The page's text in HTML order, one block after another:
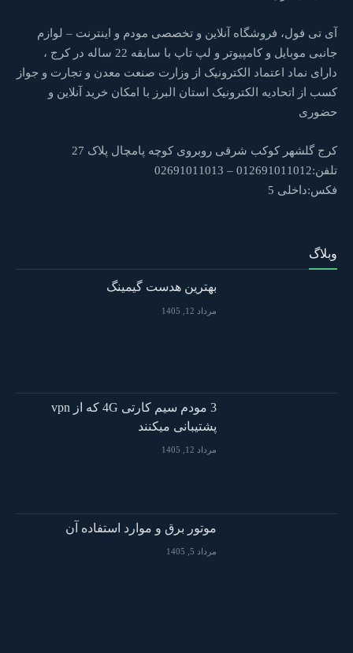
آی تی فول، فروشگاه آنلاین و تخصصی مودم و اینترنت – لوازم
جانبی موبایل و کامپیوتر و لپ تاپ با سابقه 22 ساله در کرج ،
دارای نماد اعتماد الکترونیک از وزارت صنعت معدن و تجارت و جواز
کسب از اتحادیه الکترونیک استان البرز با امکان خرید آنلاین و
حضوری
کرج گلشهر کوکب شرقی روبروی کوچه پامچال پلاک 27
تلفن:012691011012 – 02691011013
فکس:داخلی 5
وبلاگ
بهترین هدست گیمینگ
مرداد 12, 1405
3 مودم سیم کارتی 4G که از vpn
پشتیبانی میکنند
مرداد 12, 1405
موتور برق و موارد استفاده آن
مرداد 5, 1405